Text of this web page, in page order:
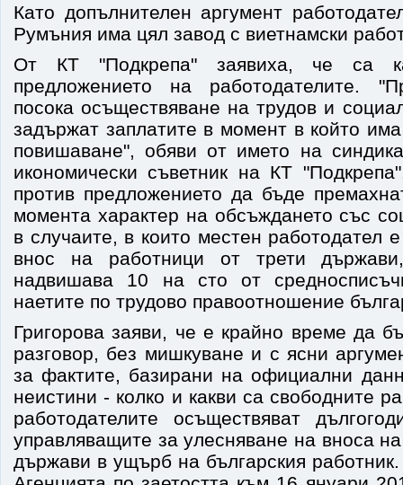
Като допълнителен аргумент
Румъния има цял завод с виетнамски
От КТ "Подкрепа" заявиха, че са
предложението на работодателите.
посока осъществяване на трудов и
задържат заплатите в момент в който
повишаване", обяви от името на
икономически съветник на КТ
против предложението да бъде
момента характер на обсъждането със
в случаите, в които местен работодател
внос на работници от трети
надвишава 10 на сто от
наетите по трудово правоотношение
Григорова заяви, че е крайно време да
разговор, без мишкуване и с ясни
за фактите, базирани на официални
неистини - колко и какви са свободните
работодателите осъществяват
управляващите за улесняване на вноса
държави в ущърб на българския